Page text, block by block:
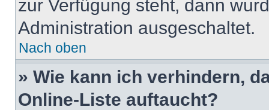
zur Verfügung steht, dann
Administration ausgeschaltet.
Nach oben
» Wie kann ich verhindern,
Online-Liste auftaucht?